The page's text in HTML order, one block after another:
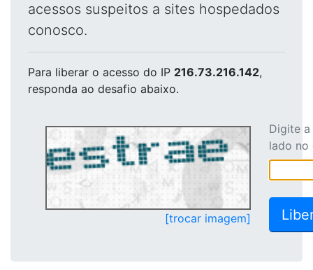
acessos suspeitos a sites hospedados
conosco.
Para liberar o acesso do IP 216.73.216.142,
responda ao desafio abaixo.
[trocar imagem]
Digite
lado no